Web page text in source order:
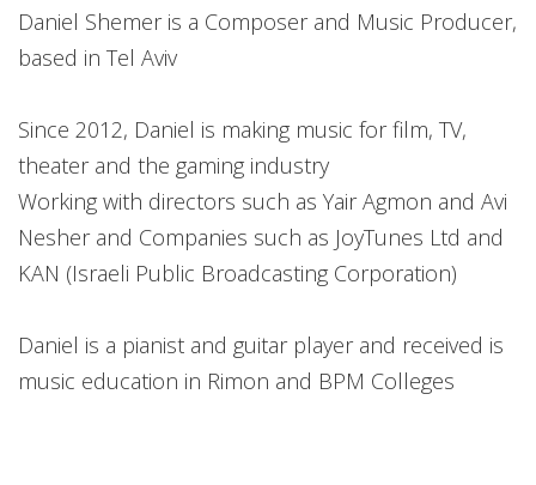
Daniel Shemer is a Composer and Music Producer,
based in Tel Aviv
Since 2012, Daniel is making music for film, TV,
theater and the gaming industry
Working with directors such as Yair Agmon and Avi
Nesher and Companies such as JoyTunes Ltd and
KAN (Israeli Public Broadcasting Corporation)
Daniel is a pianist and guitar player and received is
music education in Rimon and BPM Colleges